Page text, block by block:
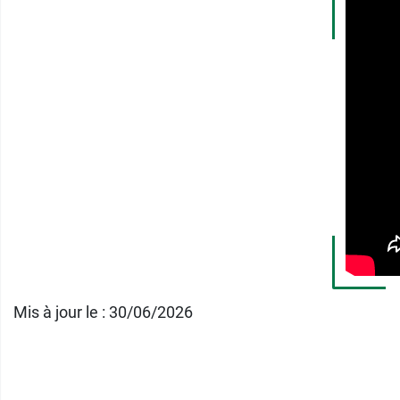
Testé sous contrôle dermatologique
Et pour un visage à la beauté éclatante,
Conditionnement :
Mis à jour le : 30/06/2026